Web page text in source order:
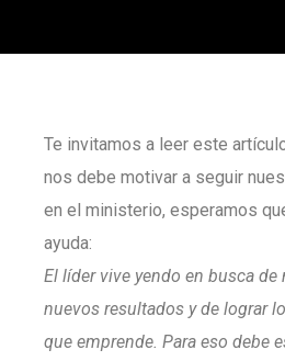
Te invitamos a leer este
nos debe motivar a seguir
en el ministerio, esperamos
ayuda:
El líder vive yendo en busca de
nuevos resultados y de lograr
que emprende. Para eso debe